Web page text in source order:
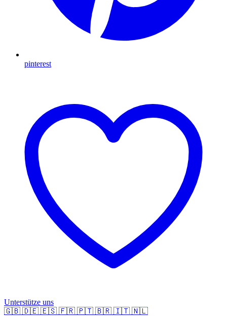
pinterest
Unterstütze uns
🇬🇧 🇩🇪 🇪🇸 🇫🇷 🇵🇹 🇧🇷 🇮🇹 🇳🇱